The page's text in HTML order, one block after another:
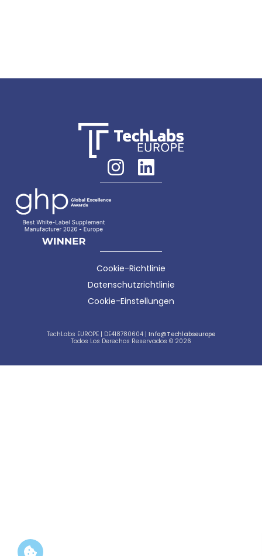
Cookie-Richtlinie
Datenschutzrichtlinie
Cookie-Einstellungen
TechLabs EUROPE | DE418780604 | Info@techlabseurope
Todos Los Derechos Reservados © 2026